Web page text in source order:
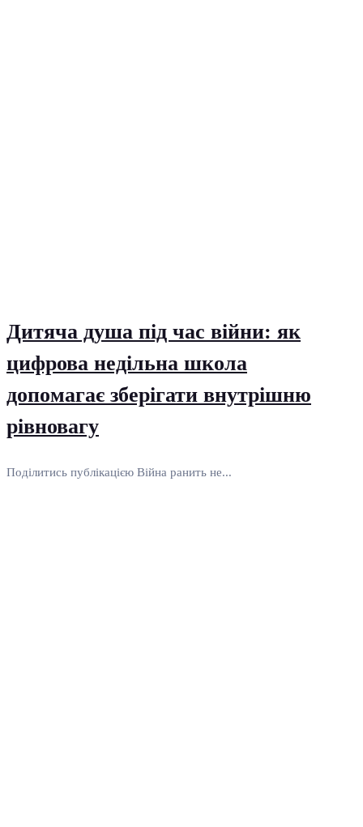
Дитяча душа під час війни: як
цифрова недільна школа
допомагає зберігати внутрішню
рівновагу
Поділитись публікацією Війна ранить не...